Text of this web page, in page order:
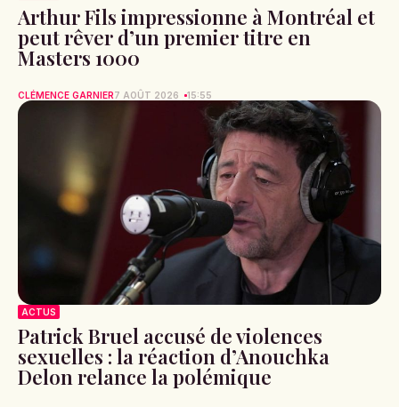
Arthur Fils impressionne à Montréal et
peut rêver d’un premier titre en
Masters 1000
CLÉMENCE GARNIER7 AOÛT 2026 15:55
ACTUS
Patrick Bruel accusé de violences
sexuelles : la réaction d’Anouchka
Delon relance la polémique